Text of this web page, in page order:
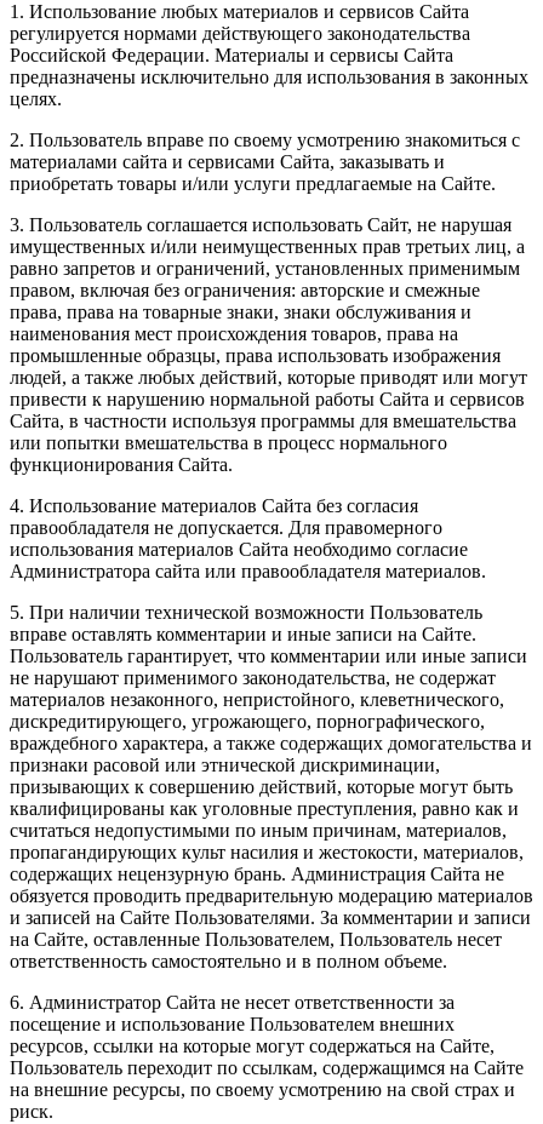
1. Использование любых материалов и сервисов Сайта
регулируется нормами действующего законодательства
Российской Федерации. Материалы и сервисы Сайта
предназначены исключительно для использования в законных
целях.
2. Пользователь вправе по своему усмотрению знакомиться с
материалами сайта и сервисами Сайта, заказывать и
приобретать товары и/или услуги предлагаемые на Сайте.
3. Пользователь соглашается использовать Сайт, не нарушая
имущественных и/или неимущественных прав третьих лиц, а
равно запретов и ограничений, установленных применимым
правом, включая без ограничения: авторские и смежные
права, права на товарные знаки, знаки обслуживания и
наименования мест происхождения товаров, права на
промышленные образцы, права использовать изображения
людей, а также любых действий, которые приводят или могут
привести к нарушению нормальной работы Сайта и сервисов
Сайта, в частности используя программы для вмешательства
или попытки вмешательства в процесс нормального
функционирования Сайта.
4. Использование материалов Сайта без согласия
правообладателя не допускается. Для правомерного
использования материалов Сайта необходимо согласие
Администратора сайта или правообладателя материалов.
5. При наличии технической возможности Пользователь
вправе оставлять комментарии и иные записи на Сайте.
Пользователь гарантирует, что комментарии или иные записи
не нарушают применимого законодательства, не содержат
материалов незаконного, непристойного, клеветнического,
дискредитирующего, угрожающего, порнографического,
враждебного характера, а также содержащих домогательства и
признаки расовой или этнической дискриминации,
призывающих к совершению действий, которые могут быть
квалифицированы как уголовные преступления, равно как и
считаться недопустимыми по иным причинам, материалов,
пропагандирующих культ насилия и жестокости, материалов,
содержащих нецензурную брань. Администрация Сайта не
обязуется проводить предварительную модерацию материалов
и записей на Сайте Пользователями. За комментарии и записи
на Сайте, оставленные Пользователем, Пользователь несет
ответственность самостоятельно и в полном объеме.
6. Администратор Сайта не несет ответственности за
посещение и использование Пользователем внешних
ресурсов, ссылки на которые могут содержаться на Сайте,
Пользователь переходит по ссылкам, содержащимся на Сайте
на внешние ресурсы, по своему усмотрению на свой страх и
риск.